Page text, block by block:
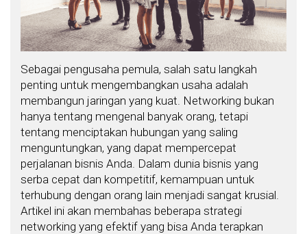
Sebagai pengusaha pemula, salah satu langkah
penting untuk mengembangkan usaha adalah
membangun jaringan yang kuat. Networking bukan
hanya tentang mengenal banyak orang, tetapi
tentang menciptakan hubungan yang saling
menguntungkan, yang dapat mempercepat
perjalanan bisnis Anda. Dalam dunia bisnis yang
serba cepat dan kompetitif, kemampuan untuk
terhubung dengan orang lain menjadi sangat krusial.
Artikel ini akan membahas beberapa strategi
networking yang efektif yang bisa Anda terapkan